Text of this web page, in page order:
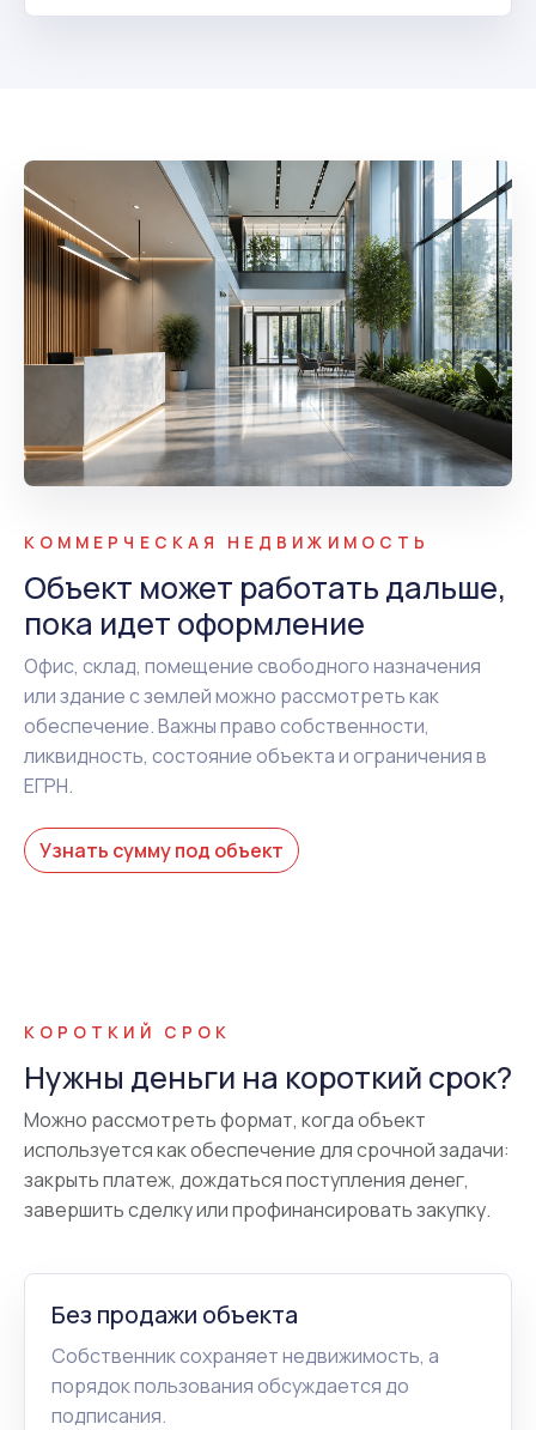
КОММЕРЧЕСКАЯ НЕДВИЖИМОСТЬ
Объект может работать дальше,
пока идет оформление
Офис, склад, помещение свободного назначения
или здание с землей можно рассмотреть как
обеспечение. Важны право собственности,
ликвидность, состояние объекта и ограничения в
ЕГРН.
Узнать сумму под объект
КОРОТКИЙ СРОК
Нужны деньги на короткий срок?
Можно рассмотреть формат, когда объект
используется как обеспечение для срочной задачи:
закрыть платеж, дождаться поступления денег,
завершить сделку или профинансировать закупку.
Без продажи объекта
Собственник сохраняет недвижимость, а
порядок пользования обсуждается до
подписания.